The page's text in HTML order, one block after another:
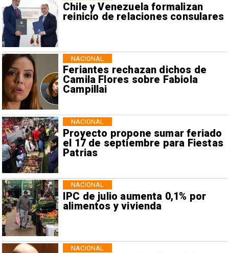
Chile y Venezuela formalizan
reinicio de relaciones consulares
Feriantes rechazan dichos de
Camila Flores sobre Fabiola
Campillai
NACIONAL
Proyecto propone sumar feriado
el 17 de septiembre para Fiestas
Patrias
NACIONAL
IPC de julio aumenta 0,1% por
alimentos y vivienda
NACIONAL
NACIONAL